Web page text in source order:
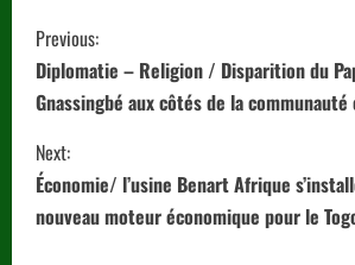
C
o
n
t
i
Previous:
Diplomatie – Religion / Disparition du
Gnassingbé aux côtés de la
Next:
Économie/ l’usine Benart Afrique
nouveau moteur économique pour le